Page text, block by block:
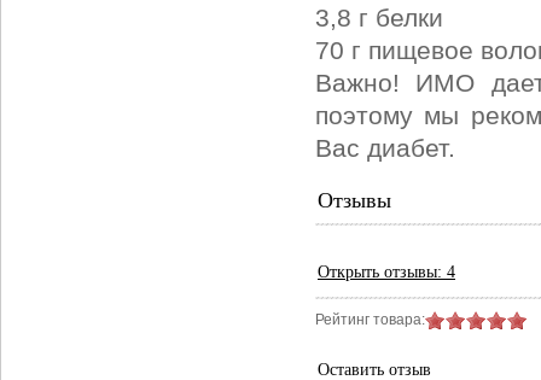
3,8 г белки
70 г пищевое
Важно! ИМО дает
поэтому мы
Вас диабет.
Отзывы
Открыть отзывы: 4
Рейтинг товара:
Оставить отзыв